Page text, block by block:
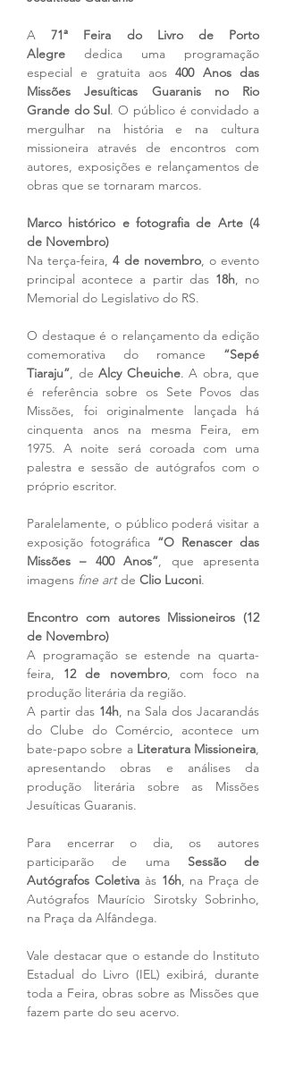
A 71ª Feira do Livro de Porto
Alegre dedica uma programação
especial e gratuita aos 400 Anos das
Missões Jesuíticas Guaranis no Rio
Grande do Sul. O público é convidado a
mergulhar na história e na cultura
missioneira através de encontros com
autores, exposições e relançamentos de
obras que se tornaram marcos.
Marco histórico e fotografia de Arte (4
de Novembro)
Na terça-feira, 4 de novembro, o evento
principal acontece a partir das 18h, no
Memorial do Legislativo do RS.
O destaque é o relançamento da edição
comemorativa do romance “Sepé
Tiaraju”, de Alcy Cheuiche. A obra, que
é referência sobre os Sete Povos das
Missões, foi originalmente lançada há
cinquenta anos na mesma Feira, em
1975. A noite será coroada com uma
palestra e sessão de autógrafos com o
próprio escritor.
Paralelamente, o público poderá visitar a
exposição fotográfica “O Renascer das
Missões – 400 Anos”, que apresenta
imagens fine art de Clio Luconi.
Encontro com autores Missioneiros (12
de Novembro)
A programação se estende na quarta-
feira, 12 de novembro, com foco na
produção literária da região.
A partir das 14h, na Sala dos Jacarandás
do Clube do Comércio, acontece um
bate-papo sobre a Literatura Missioneira,
apresentando obras e análises da
produção literária sobre as Missões
Jesuíticas Guaranis.
Para encerrar o dia, os autores
participarão de uma Sessão de
Autógrafos Coletiva às 16h, na Praça de
Autógrafos Maurício Sirotsky Sobrinho,
na Praça da Alfândega.
Vale destacar que o estande do Instituto
Estadual do Livro (IEL) exibirá, durante
toda a Feira, obras sobre as Missões que
fazem parte do seu acervo.